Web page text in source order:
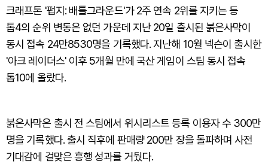
크래프톤 '펍지: 배틀그라운드'가 2주 연속 2위를 지키는 등
톱4의 순위 변동은 없던 가운데 지난 20일 출시된 붉은사막이
동시 접속 24만8530명을 기록했다. 지난해 10월 넥슨이 출시한
'아크 레이더스' 이후 5개월 만에 국산 게임이 스팀 동시 접속
톱10에 올랐다.
붉은사막은 출시 전 스팀에서 위시리스트 등록 이용자 수 300만
명을 기록했다. 출시 직후에 판매량 200만 장을 돌파하며 사전
기대감에 걸맞은 흥행 성과를 거뒀다.